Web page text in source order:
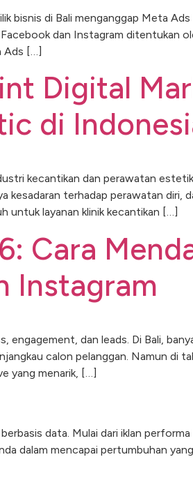
bisnis di Bali menganggap Meta
dan Instagram ditentukan
Ads […]
Digital
di
kecantikan dan perawatan
terhadap perawatan diri,
untuk layanan klinik kecantikan […]
Cara
Instagram
dan leads. Di Bali,
calon pelanggan. Namun di
yang menarik, […]
data. Mulai dari iklan
dalam mencapai pertumbuhan